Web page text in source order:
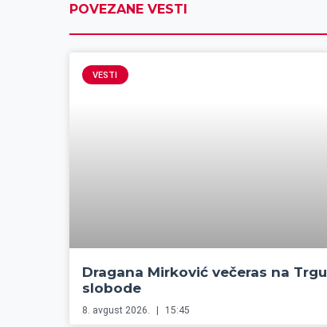
POVEZANE VESTI
VESTI
Dragana Mirković večeras na Trgu
slobode
8. avgust 2026. 15:45